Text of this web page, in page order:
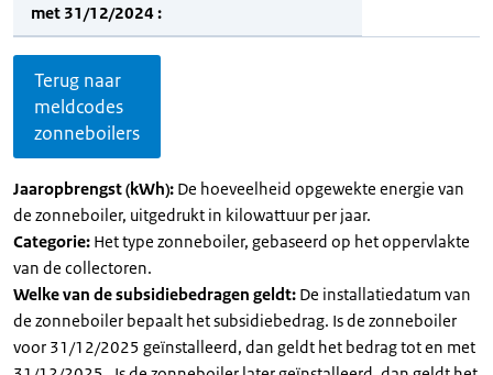
met 31/12/2024 :
Terug naar
meldcodes
zonneboilers
Jaaropbrengst (kWh): De hoeveelheid opgewekte energie van
de zonneboiler, uitgedrukt in kilowattuur per jaar.
Categorie: Het type zonneboiler, gebaseerd op het oppervlakte
van de collectoren.
Welke van de subsidiebedragen geldt: De installatiedatum van
de zonneboiler bepaalt het subsidiebedrag. Is de zonneboiler
voor 31/12/2025 geïnstalleerd, dan geldt het bedrag tot en met